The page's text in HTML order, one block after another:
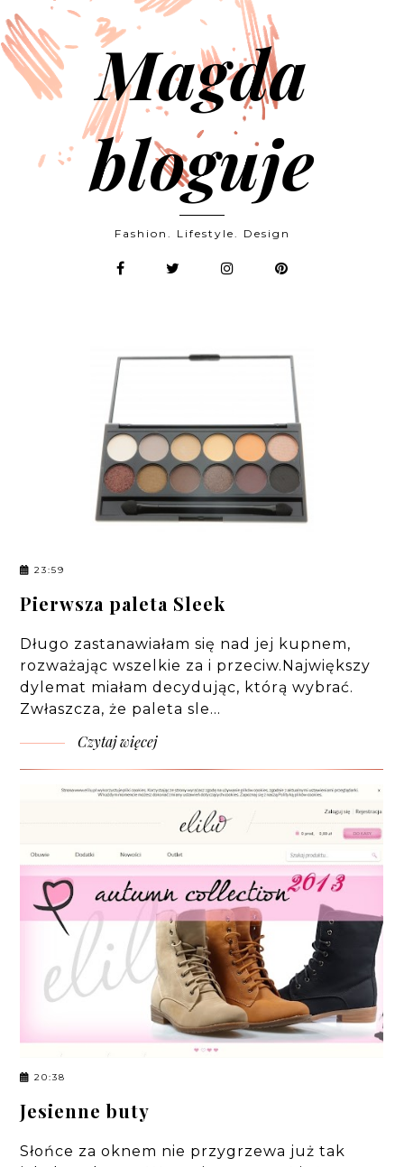
Magda
bloguje
Fashion. Lifestyle. Design
23:59
Pierwsza paleta Sleek
Długo zastanawiałam się nad jej kupnem,
rozważając wszelkie za i przeciw.Największy
dylemat miałam decydując, którą wybrać.
Zwłaszcza, że paleta sle…
Czytaj więcej
20:38
Jesienne buty
Słońce za oknem nie przygrzewa już tak